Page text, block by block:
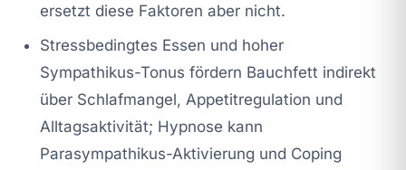
ersetzt diese Faktoren aber nicht.
Stressbedingtes Essen und hoher
Sympathikus-Tonus fördern Bauchfett indirekt
über Schlafmangel, Appetitregulation und
Alltagsaktivität; Hypnose kann
Parasympathikus-Aktivierung und Coping